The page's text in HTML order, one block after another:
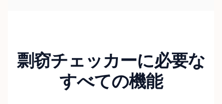
剽窃チェッカーに必要な
すべての機能